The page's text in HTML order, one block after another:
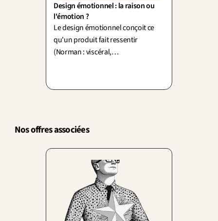
Design émotionnel : la raison ou
l'émotion ?
Le design émotionnel conçoit ce
qu'un produit fait ressentir
(Norman : viscéral,
n'est pas l'ennemi de la raison.
Nos offres associées